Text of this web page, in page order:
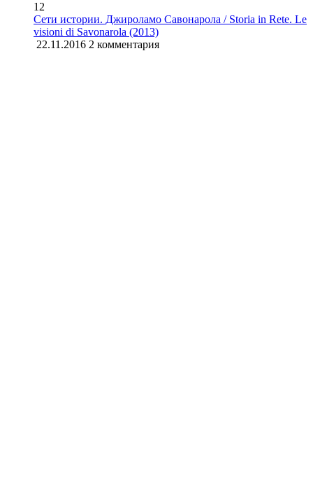
12
Сети истории. Джироламо Савонарола / Storia in Rete. Le
visioni di Savonarola (2013)
22.11.2016 2 комментария